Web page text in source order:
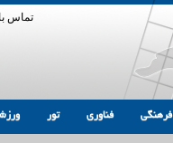
تماس
فرهنگی فناوری تور